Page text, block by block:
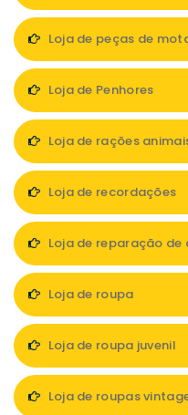
Loja de peças de
Loja de Penhores
Loja de rações
Loja de recordações
Loja de reparação
Loja de roupa
Loja de roupa juvenil
Loja de roupas